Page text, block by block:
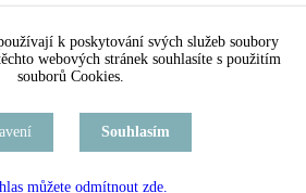
k poskytování svých služeb soubory
webových stránek souhlasíte s použitím
souborů Cookies.
Souhlasím
můžete odmítnout zde.